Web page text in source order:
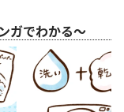
ガでわかる～